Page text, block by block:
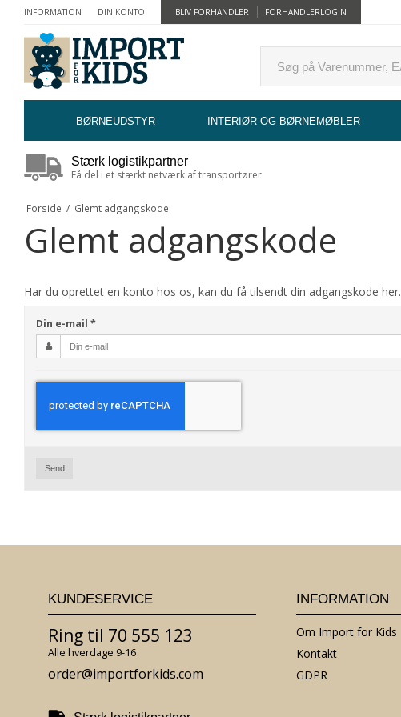
INFORMATION DIN KONTO BLIV FORHANDLER FORHANDLERLOGIN
BØRNEUDSTYR INTERIØR OG BØRNEMØBLER
Stærk logistikpartner
Få del i et stærkt netværk af transportører
Forside / Glemt adgangskode
Glemt adgangskode
Har du oprettet en konto hos os, kan du få tilsendt din adgangskode her.
Din e-mail *
Send
KUNDESERVICE
Ring til 70 555 123
Alle hverdage 9-16
order@importforkids.com
INFORMATION
Om Import for Kids
Kontakt
GDPR